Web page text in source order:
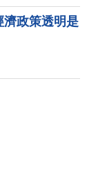
濟政策透明是